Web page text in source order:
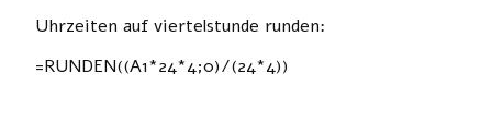
Uhrzeiten auf viertelstunde runden:
=RUNDEN((A1*24*4;0)/(24*4))